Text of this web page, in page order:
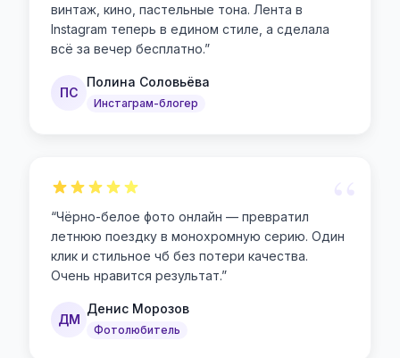
винтаж, кино, пастельные тона. Лента в
Instagram теперь в едином стиле, а сделала
всё за вечер бесплатно.”
ПС
Полина Соловьёва
Инстаграм-блогер
“Чёрно-белое фото онлайн — превратил
летнюю поездку в монохромную серию. Один
клик и стильное чб без потери качества.
Очень нравится результат.”
ДМ
Денис Морозов
Фотолюбитель